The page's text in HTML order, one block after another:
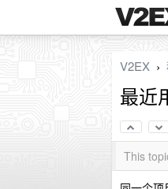
V2EX ›
最近
This